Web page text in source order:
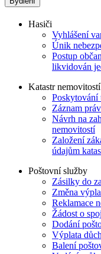
Hasiči
Vyhlášení
Únik
Postup
likvidován
Katastr nemovitostí
Poskytování
Záznam
Návrh na
nemovitostí
Založení
údajům
Poštovní služby
Zásilky do
Změna
Reklamace
Žádost o
Dodání
Výplata
Balení